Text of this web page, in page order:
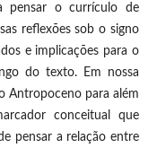
pensar o currículo de
reflexões sob o signo
e implicações para o
do texto. Em nossa
Antropoceno para além
conceitual que
pensar a relação entre